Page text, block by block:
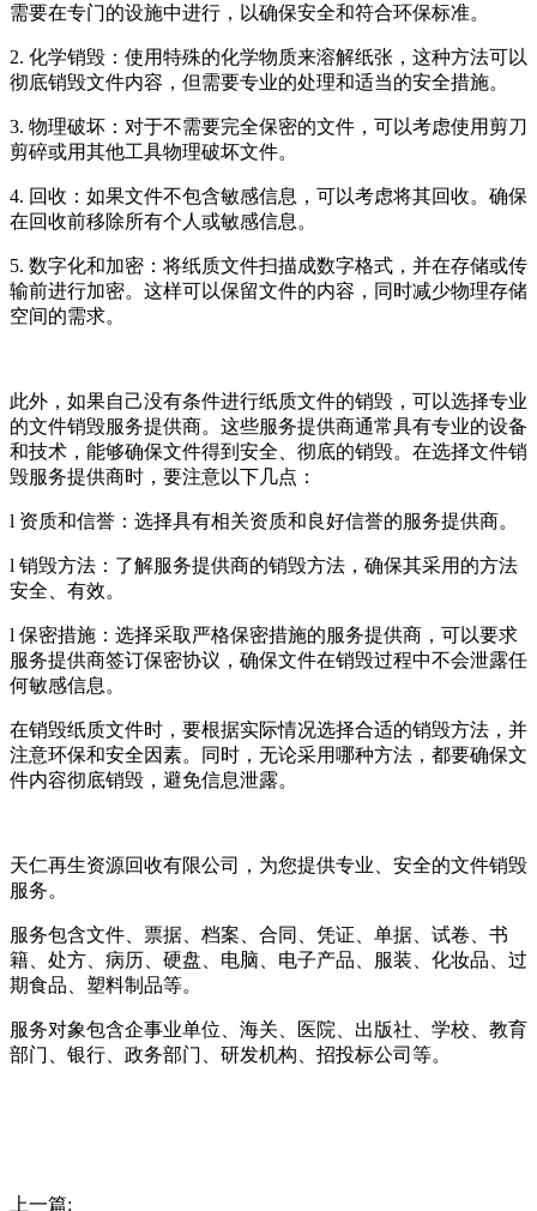
需要在专门的设施中进行，以确保安全和符合环保标准。
2. 化学销毁：使用特殊的化学物质来溶解纸张，这种方法可以
彻底销毁文件内容，但需要专业的处理和适当的安全措施。
3. 物理破坏：对于不需要完全保密的文件，可以考虑使用剪刀
剪碎或用其他工具物理破坏文件。
4. 回收：如果文件不包含敏感信息，可以考虑将其回收。确保
在回收前移除所有个人或敏感信息。
5. 数字化和加密：将纸质文件扫描成数字格式，并在存储或传
输前进行加密。这样可以保留文件的内容，同时减少物理存储
空间的需求。
此外，如果自己没有条件进行纸质文件的销毁，可以选择专业
的文件销毁服务提供商。这些服务提供商通常具有专业的设备
和技术，能够确保文件得到安全、彻底的销毁。在选择文件销
毁服务提供商时，要注意以下几点：
l 资质和信誉：选择具有相关资质和良好信誉的服务提供商。
l 销毁方法：了解服务提供商的销毁方法，确保其采用的方法
安全、有效。
l 保密措施：选择采取严格保密措施的服务提供商，可以要求
服务提供商签订保密协议，确保文件在销毁过程中不会泄露任
何敏感信息。
在销毁纸质文件时，要根据实际情况选择合适的销毁方法，并
注意环保和安全因素。同时，无论采用哪种方法，都要确保文
件内容彻底销毁，避免信息泄露。
天仁再生资源回收有限公司，为您提供专业、安全的文件销毁
服务。
服务包含文件、票据、档案、合同、凭证、单据、试卷、书
籍、处方、病历、硬盘、电脑、电子产品、服装、化妆品、过
期食品、塑料制品等。
服务对象包含企事业单位、海关、医院、出版社、学校、教育
部门、银行、政务部门、研发机构、招投标公司等。
上一篇: